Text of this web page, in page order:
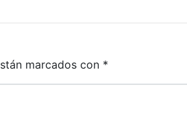
marcados con *